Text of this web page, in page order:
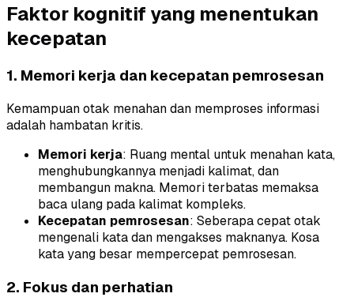
Faktor kognitif yang menentukan
kecepatan
1. Memori kerja dan kecepatan pemrosesan
Kemampuan otak menahan dan memproses informasi
adalah hambatan kritis.
Memori kerja: Ruang mental untuk menahan kata,
menghubungkannya menjadi kalimat, dan
membangun makna. Memori terbatas memaksa
baca ulang pada kalimat kompleks.
Kecepatan pemrosesan: Seberapa cepat otak
mengenali kata dan mengakses maknanya. Kosa
kata yang besar mempercepat pemrosesan.
2. Fokus dan perhatian